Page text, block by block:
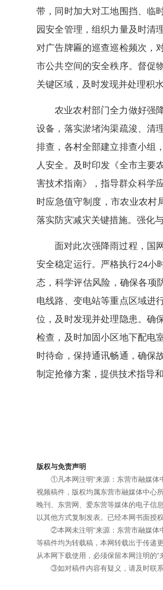
带，同时加大对工地围挡、临
园安全管理，组织力量及时清
对广告牌匾的巡查巡检频次，
市公共空间的安全秩序。督促
关键区域，及时发现并处理积
农业农村部门全力做好强
设备，落实淤堵沟渠疏浚、清
排查，各村全部建立排查小组
人安全。及时印发《全市主要
害技术指南》，指导群众科学
时应急值守制度，市农业农村
落实防灾减灾关键措施。强化
面对此次强降雨过程，国
安全稳定运行。严格执行24小
态，科学评估风险，确保各项
电线路、变电站等重点区域进
位，及时发现并处理隐患。确
检查，及时加固小区地下配电
时待命，保持通讯畅通，确保
制定抢修方案，提供技术指导
版权与免责声明
①凡本网注明“来源：东营市融媒体
视频稿件，版权均属东营市融媒体中心
晚刊、东营网、爱东营等媒体的电子信
以其他方式复制发表。已经本网书面授
②本网未注明“来源：东营市融媒体
等稿件均为转载稿，本网转载出于传递
从本网下载使用，必须保留本网注明的“
③如对稿件内容有疑义，请及时联